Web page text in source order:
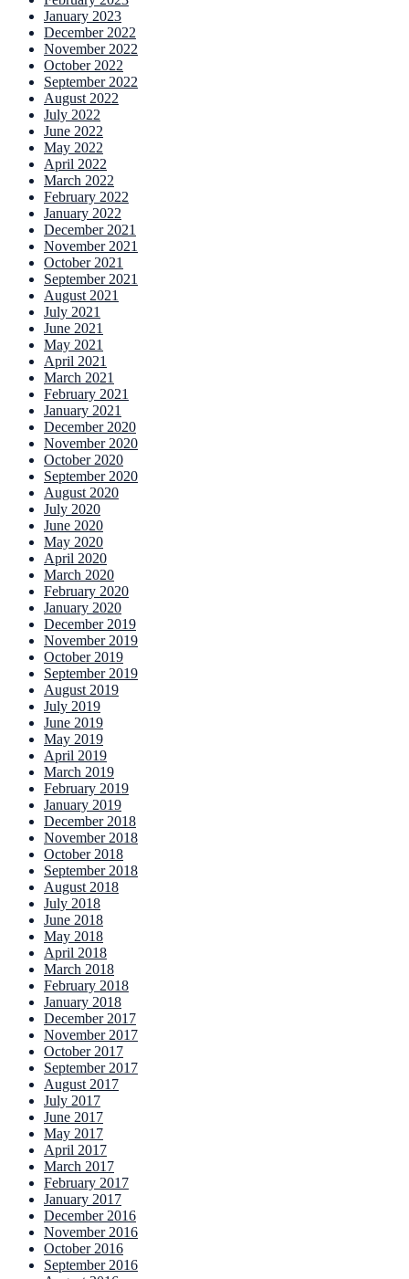
January 2023
December 2022
November 2022
October 2022
September 2022
August 2022
July 2022
June 2022
May 2022
April 2022
March 2022
February 2022
January 2022
December 2021
November 2021
October 2021
September 2021
August 2021
July 2021
June 2021
May 2021
April 2021
March 2021
February 2021
January 2021
December 2020
November 2020
October 2020
September 2020
August 2020
July 2020
June 2020
May 2020
April 2020
March 2020
February 2020
January 2020
December 2019
November 2019
October 2019
September 2019
August 2019
July 2019
June 2019
May 2019
April 2019
March 2019
February 2019
January 2019
December 2018
November 2018
October 2018
September 2018
August 2018
July 2018
June 2018
May 2018
April 2018
March 2018
February 2018
January 2018
December 2017
November 2017
October 2017
September 2017
August 2017
July 2017
June 2017
May 2017
April 2017
March 2017
February 2017
January 2017
December 2016
November 2016
October 2016
September 2016